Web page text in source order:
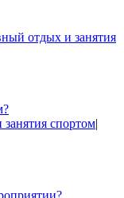
отдых и занятия
спортом|